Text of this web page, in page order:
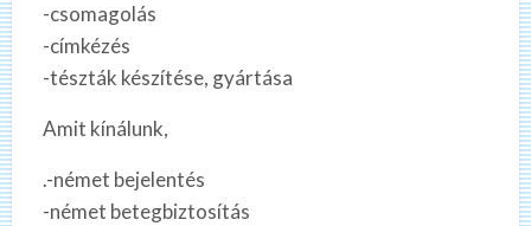
-csomagolás
-címkézés
-tészták készítése, gyártása
Amit kínálunk,
.-német bejelentés
-német betegbiztosítás